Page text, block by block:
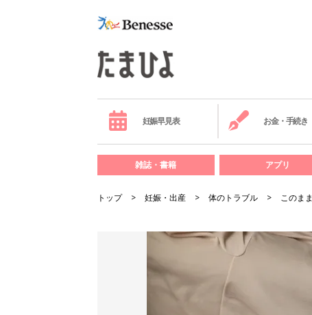
妊娠早見表 お金・手続き
雑誌・書籍 アプリ
トップ 妊娠・出産 体のトラブル このま